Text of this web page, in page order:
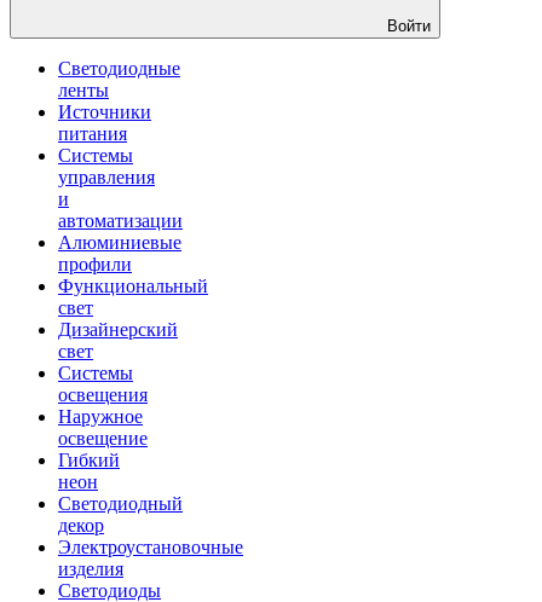
Войти
Светодиодные
ленты
Источники
питания
Системы
управления
и
автоматизации
Алюминиевые
профили
Функциональный
свет
Дизайнерский
свет
Системы
освещения
Наружное
освещение
Гибкий
неон
Светодиодный
декор
Электроустановочные
изделия
Светодиоды